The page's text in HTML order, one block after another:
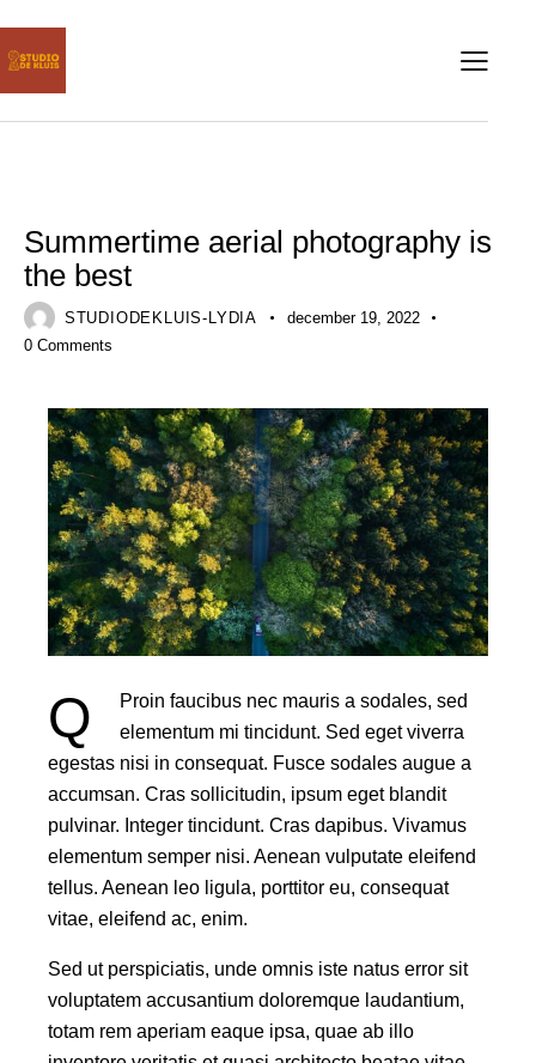
Summertime aerial photography is
the best
STUDIODEKLUIS-LYDIA
december 19, 2022
0 Comments
Q
Proin faucibus nec mauris a sodales, sed
elementum mi tincidunt. Sed eget viverra
egestas nisi in consequat. Fusce sodales augue a
accumsan. Cras sollicitudin, ipsum eget blandit
pulvinar. Integer tincidunt. Cras dapibus. Vivamus
elementum semper nisi. Aenean vulputate eleifend
tellus. Aenean leo ligula, porttitor eu, consequat
vitae, eleifend ac, enim.
Sed ut perspiciatis, unde omnis iste natus error sit
voluptatem accusantium doloremque laudantium,
totam rem aperiam eaque ipsa, quae ab illo